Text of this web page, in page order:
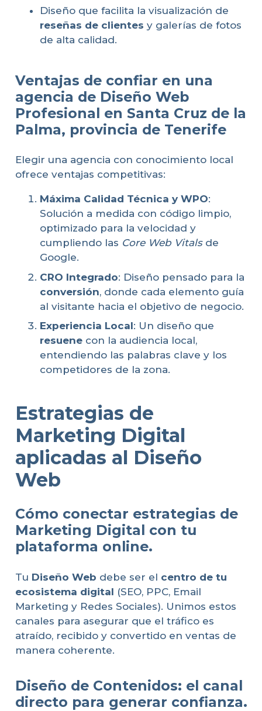
Diseño que facilita la visualización de
reseñas de clientes y galerías de fotos
de alta calidad.
Ventajas de confiar en una
agencia de Diseño Web
Profesional en Santa Cruz de la
Palma, provincia de Tenerife
Elegir una agencia con conocimiento local
ofrece ventajas competitivas:
Máxima Calidad Técnica y WPO:
Solución a medida con código limpio,
optimizado para la velocidad y
cumpliendo las Core Web Vitalsde
Google.
CRO Integrado: Diseño pensado para la
conversión, donde cada elemento guía
al visitante hacia el objetivo de negocio.
Experiencia Local: Un diseño que
resuene con la audiencia local,
entendiendo las palabras clave y los
competidores de la zona.
Estrategias de
Marketing Digital
aplicadas al Diseño
Web
Cómo conectar estrategias de
Marketing Digital con tu
plataforma online.
Tu Diseño Web debe ser el centro de tu
ecosistema digital (SEO, PPC, Email
Marketing y Redes Sociales). Unimos estos
canales para asegurar que el tráfico es
atraído, recibido y convertido en ventas de
manera coherente.
Diseño de Contenidos: el canal
directo para generar confianza.